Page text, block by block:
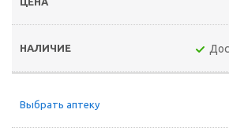
Выбрать аптеку